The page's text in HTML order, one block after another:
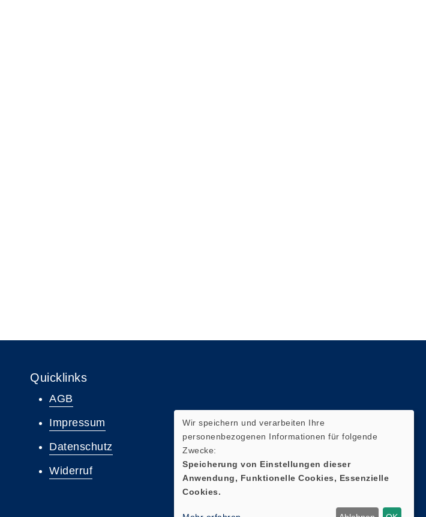
Quicklinks
AGB
Impressum
Datenschutz
Widerruf
Wir speichern und verarbeiten Ihre
personenbezogenen Informationen für folgende
Zwecke:
Speicherung von Einstellungen dieser
Anwendung, Funktionelle Cookies, Essenzielle
Cookies.